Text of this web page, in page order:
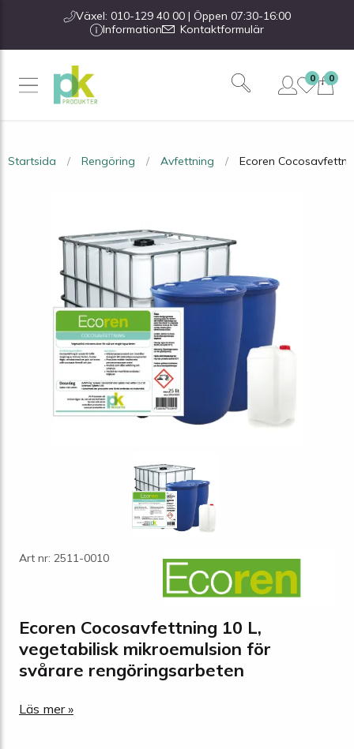
Växel: 010-129 40 00 | Öppen 07:30-16:00
Information
Kontaktformulär
0
0
Startsida Rengöring Avfettning Ecoren
Art nr: 2511-0010
Ecoren Cocosavfettning 10 L,
vegetabilisk mikroemulsion för
svårare rengöringsarbeten
Läs mer »